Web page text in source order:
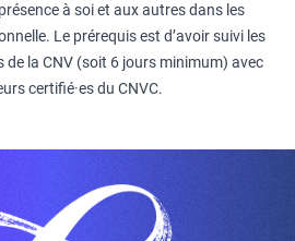
à soi et aux autres dans les
Le prérequis est d’avoir suivi les
de la CNV (soit 6 jours minimum) avec
certifié·es du CNVC.